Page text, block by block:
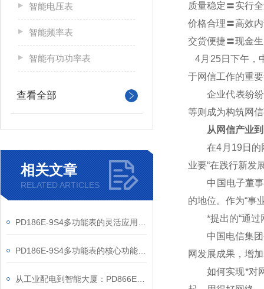
智能电压表
智能频率表
智能有功功率表
查看全部
相关文章
RELATED ARTICLES
质量稳定〓实行
价格合理〓高效
交货便捷〓现金
4月25日下午，
于网信工作的重
企业代表纷纷表
等则成为构筑网
从网信产业到
在4月19日的网
业要“在践行新发
中国电子董事长
的地位。作为“事
*提出的“通过网
中国电信集团公
网发展成果，增
如何实现*对网